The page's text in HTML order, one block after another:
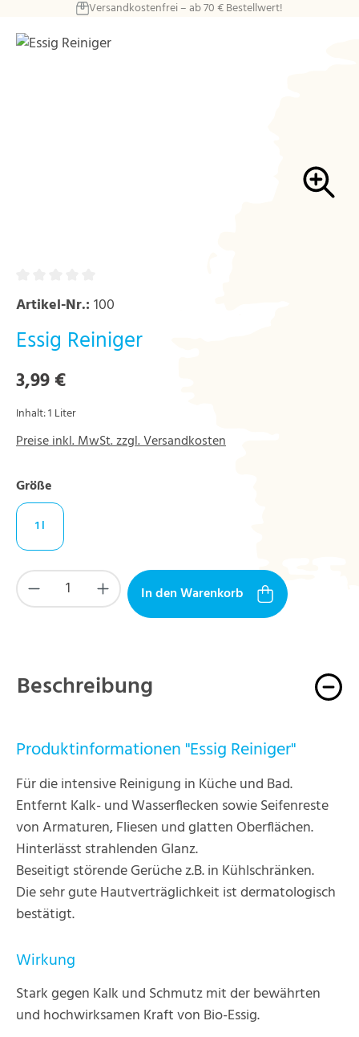
Zum Hauptinhalt springenVersandkostenfrei – ab 70 € Bestellwert!
Bildergalerie überspringen
Artikel-Nr.: 100
Essig Reiniger
Regulärer Preis:
3,99 €
Inhalt:1 Liter
Preise inkl. MwSt. zzgl. Versandkosten
Größe
1 l
Produkt Anzahl: Gib den gewünschten Wert
In den Warenkorb
Beschreibung
Produktinformationen "Essig Reiniger"
Für die intensive Reinigung in Küche und Bad.
Entfernt Kalk- und Wasserflecken sowie Seifenreste
von Armaturen, Fliesen und glatten Oberflächen.
Hinterlässt strahlenden Glanz.
Beseitigt störende Gerüche z.B. in Kühlschränken.
Die sehr gute Hautverträglichkeit ist dermatologisch
bestätigt.
Wirkung
Stark gegen Kalk und Schmutz mit der bewährten
und hochwirksamen Kraft von Bio-Essig.